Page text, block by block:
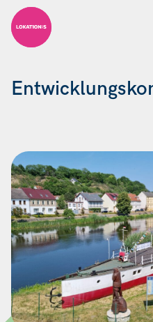
Skip to content